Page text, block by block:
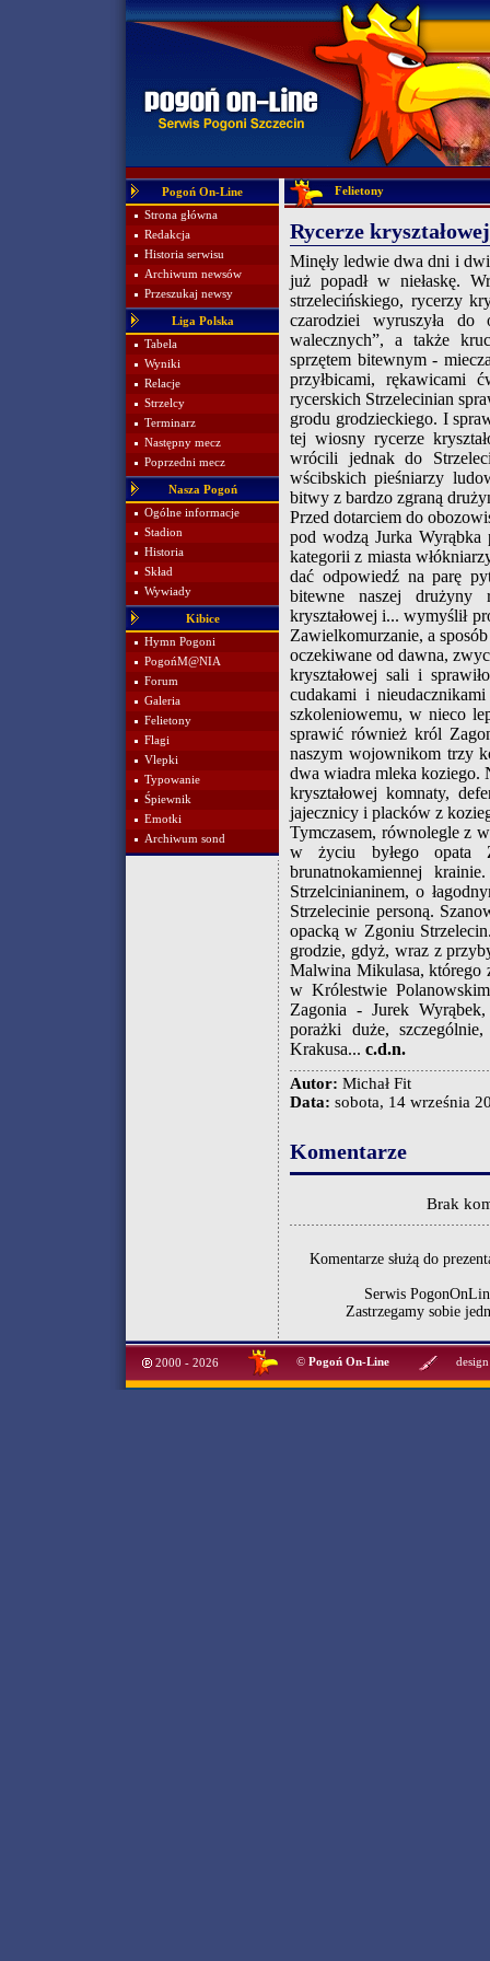
Pogoń On-Line
Strona główna
Redakcja
Historia serwisu
Archiwum newsów
Przeszukaj newsy
Liga Polska
Tabela
Wyniki
Relacje
Strzelcy
Terminarz
Następny mecz
Poprzedni mecz
Nasza Pogoń
Ogólne informacje
Stadion
Historia
Skład
Wywiady
Kibice
Hymn Pogoni
PogońM@NIA
Forum
Galeria
Felietony
Flagi
Vlepki
Typowanie
Śpiewnik
Emotki
Archiwum sond
Felietony
Rycerze
Minęły ledwie dwa dni i
już popadł w niełaskę.
strzelecińskiego, rycerzy
czarodziei wyruszyła do
walecznych”, a także
sprzętem bitewnym -
przyłbicami, rękawicami
rycerskich Strzelecinian
grodu grodzieckiego. I
tej wiosny rycerze
wrócili jednak do
wścibskich pieśniarzy
bitwy z bardzo zgraną
Przed dotarciem do
pod wodzą Jurka
kategorii z miasta
dać odpowiedź na parę
bitewne naszej drużyny
kryształowej i... wymyślił
Zawielkomurzanie, a
oczekiwane od dawna,
kryształowej sali i
cudakami i
szkoleniowemu, w nieco
sprawić również król
naszym wojownikom trzy
dwa wiadra mleka koziego.
kryształowej komnaty,
jajecznicy i placków z
Tymczasem, równolegle z
w życiu byłego opata
brunatnokamiennej
Strzelcinianinem, o
Strzelecinie personą.
opacką w Zgoniu
grodzie, gdyż, wraz z
Malwina Mikulasa, którego
w Królestwie
Zagonia - Jurek
porażki duże,
Krakusa... c.d.n.
Autor: Michał Fit
Data: sobota, 14 września
Komentarze
Brak
Komentarze służą do
Serwis
Zastrzegamy sobie
2000 - 2026 © Pogoń On-Line